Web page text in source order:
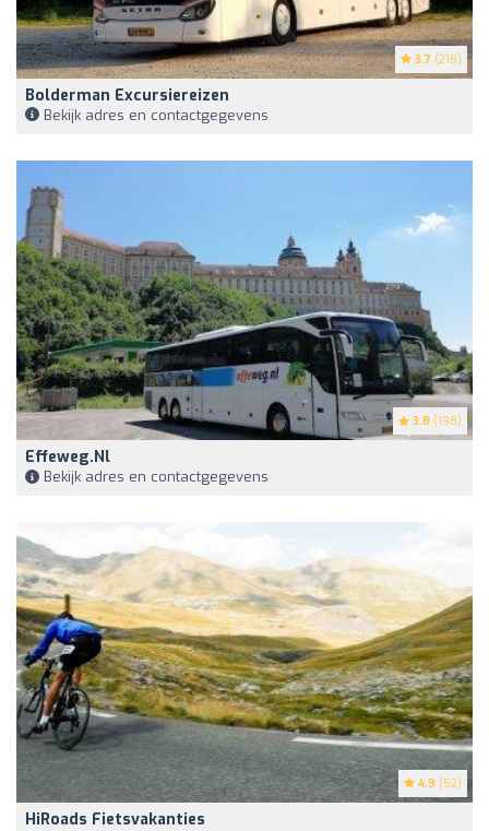
3.7 (216)
Bolderman Excursiereizen
Bekijk adres en contactgegevens
3.8 (198)
Effeweg.nl
Bekijk adres en contactgegevens
4.9 (52)
HiRoads Fietsvakanties